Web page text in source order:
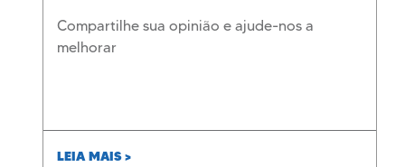
Compartilhe sua opinião e ajude-nos a
melhorar
LEIA MAIS >